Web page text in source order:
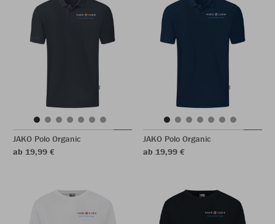
JAKO Polo Organic
ab 19,99 €
JAKO Polo Organic
ab 19,99 €